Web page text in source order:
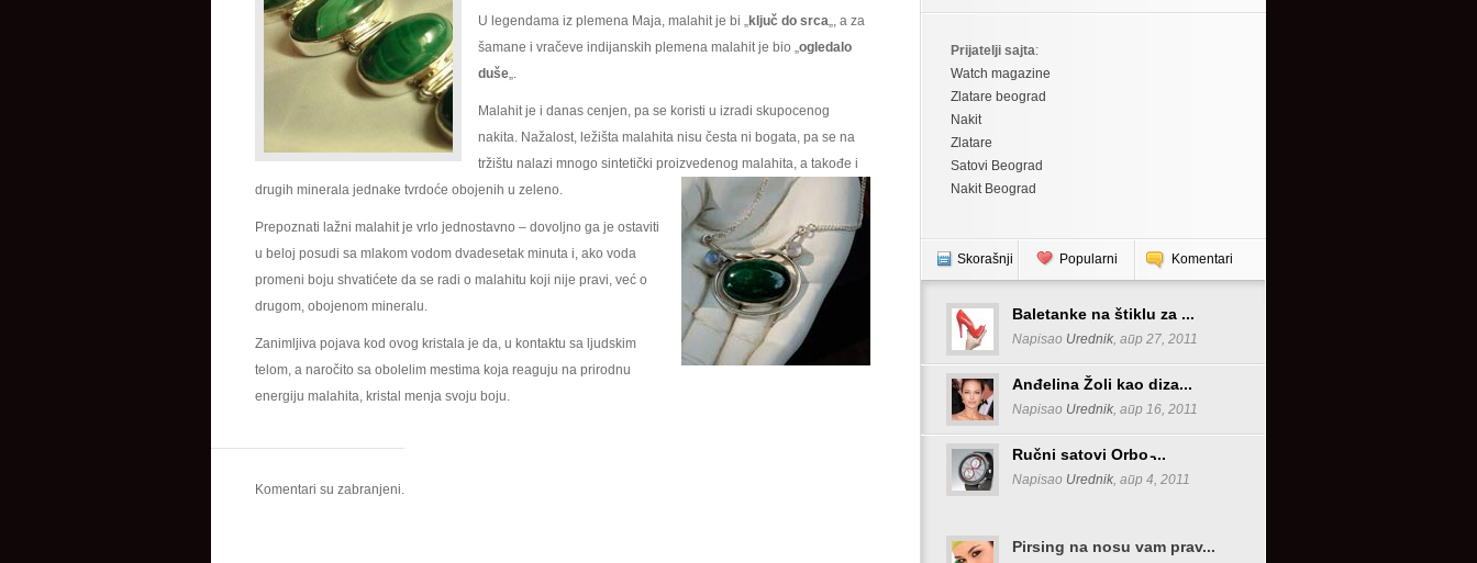
U legendama iz plemena Maja, malahit je bi „ključ do srca„, a za
šamane i vračeve indijanskih plemena malahit je bio „ogledalo
duše„.
Malahit je i danas cenjen, pa se koristi u izradi skupocenog
nakita. Nažalost, ležišta malahita nisu česta ni bogata, pa se na
tržištu nalazi mnogo sintetički proizvedenog malahita, a takođe i
drugih minerala jednake tvrdoće obojenih u zeleno.
Prepoznati lažni malahit je vrlo jednostavno – dovoljno ga je ostaviti
u beloj posudi sa mlakom vodom dvadesetak minuta i, ako voda
promeni boju shvatićete da se radi o malahitu koji nije pravi, već o
drugom, obojenom mineralu.
Zanimljiva pojava kod ovog kristala je da, u kontaktu sa ljudskim
telom, a naročito sa obolelim mestima koja reaguju na prirodnu
energiju malahita, kristal menja svoju boju.
Komentari su zabranjeni.
Prijatelji sajta:
Watch magazine
Zlatare beograd
Nakit
Zlatare
Satovi Beograd
Nakit Beograd
Skorašnji Popularni Komentari
Baletanke na štiklu za ...
Napisao Urednik, апр 27, 2011
Anđelina Žoli kao diza...
Napisao Urednik, апр 16, 2011
Ručni satovi Orbo ̵...
Napisao Urednik, апр 4, 2011
Pirsing na nosu vam prav...